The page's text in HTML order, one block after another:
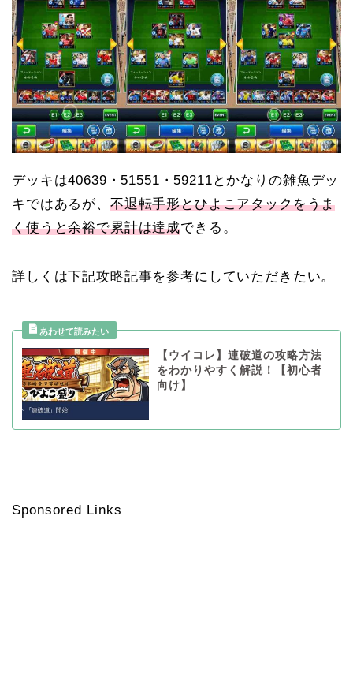
デッキは40639・51551・59211とかなりの雑魚デッ
キではあるが、 不退転手形とひよこアタックをうま
く使うと余裕で累計は達成できる。
詳しくは下記攻略記事を参考にしていただきたい。
【ウイコレ】連破道の攻略方法
をわかりやすく解説！【初心者
向け】
Sponsored Links